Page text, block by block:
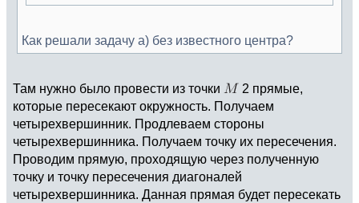
Как решали задачу а) без известного центра?
Там нужно было провести из точки
2 прямые,
которые пересекают окружность. Получаем
четырехвершинник. Продлеваем стороны
четырехвершинника. Получаем точку их пересечения.
Проводим прямую, проходящую через полученную
точку и точку пересечения диагоналей
четырехвершинника. Данная прямая будет пересекать